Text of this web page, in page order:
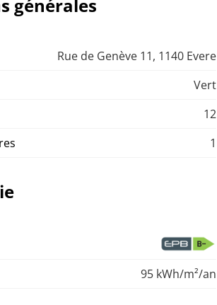
générales
Rue de Genève 11, 1140 Evere
Vert
12
1
95 kWh/m²/an